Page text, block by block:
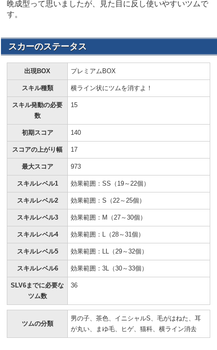
晩成型って思いましたが、見た目に反し使いやすいツムで
す。
スカーのステータス
出現BOX プレミアムBOX
スキル種類 横ライン状にツムを消すよ！
スキル発動の必要
数
15
初期スコア 140
スコアの上がり幅 17
最大スコア 973
スキルレベル1 効果範囲：SS（19～22個）
スキルレベル2 効果範囲：S（22～25個）
スキルレベル3 効果範囲：M（27～30個）
スキルレベル4 効果範囲：L（28～31個）
スキルレベル5 効果範囲：LL（29～32個）
スキルレベル6 効果範囲：3L（30～33個）
SLV6までに必要な
ツム数
36
ツムの分類
男の子、茶色、イニシャルS、毛がはねた、耳
が丸い、まゆ毛、ヒゲ、猫科、横ライン消去